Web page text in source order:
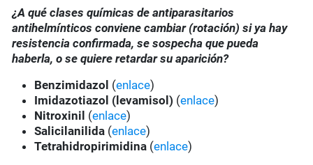
¿A qué clases químicas de antiparasitarios
antihelmínticos conviene cambiar (rotación) si ya hay
resistencia confirmada, se sospecha que pueda
haberla, o se quiere retardar su aparición?
Benzimidazol (enlace)
Imidazotiazol (levamisol) (enlace)
Nitroxinil (enlace)
Salicilanilida (enlace)
Tetrahidropirimidina (enlace)